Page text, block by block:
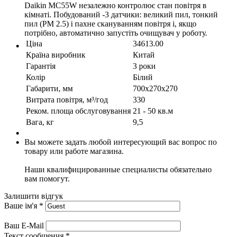
Daikin MC55W незалежно контролює стан повітря в
кімнаті. Побудований -3 датчики: великий пил, тонкий
пил (PM 2.5) і пахне скануванням повітря і, якщо
потрібно, автоматично запустіть очищувач у роботу.
Ціна
34613.00
Країна виробник
Китай
Гарантія
3 роки
Колір
Білий
Габарити, мм
700x270x270
Витрата повітря, м³/год
330
Реком. площа обслуговування 21 - 50 кв.м
Вага, кг
9,5
Вы можете задать любой интересующий вас вопрос по
товару или работе магазина.
Наши квалифицированные специалисты обязательно
вам помогут.
Залишити відгук
Ваше ім'я *
Ваш E-Mail